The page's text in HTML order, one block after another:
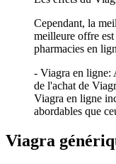
Cependant, la
meilleure offre
pharmacies en
- Viagra en ligne:
de l'achat de
Viagra en ligne
abordables que
Viagra